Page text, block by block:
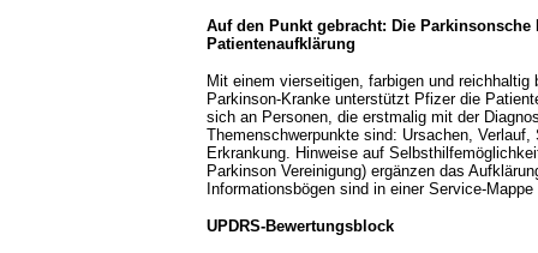
Auf den Punkt gebracht: Die
Patientenaufklärung
Mit einem vierseitigen, farbigen und
Parkinson-Kranke unterstützt Pfizer die
sich an Personen, die erstmalig mit der
Themenschwerpunkte sind: Ursachen,
Erkrankung. Hinweise auf
Parkinson Vereinigung) ergänzen das
Informationsbögen sind in einer Service-
UPDRS-Bewertungsblock